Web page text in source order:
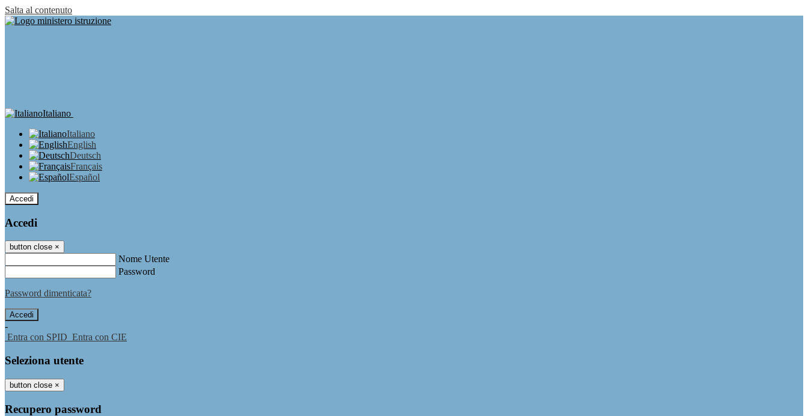
Salta al contenuto
Italiano
Italiano
English
Deutsch
Français
Español
Accedi
Accedi
button close ×
Nome Utente
Password
Password dimenticata?
-
Entra con SPID Entra con CIE
Seleziona utente
button close ×
Recupero password